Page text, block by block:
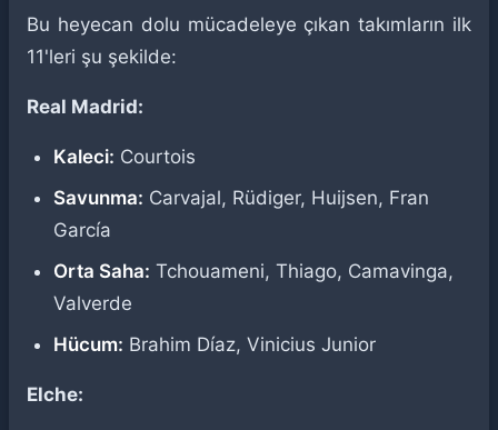
Bu heyecan dolu mücadeleye çıkan takımların ilk
11'leri şu şekilde:
Real Madrid:
Kaleci: Courtois
Savunma: Carvajal, Rüdiger, Huijsen, Fran
García
Orta Saha: Tchouameni, Thiago, Camavinga,
Valverde
Hücum: Brahim Díaz, Vinicius Junior
Elche: